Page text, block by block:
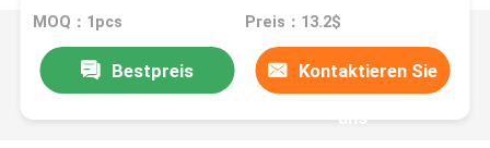
MOQ：1pcs Preis：13.2$
Bestpreis Kontaktieren Sie
uns